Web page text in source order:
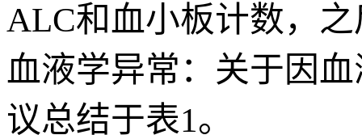
ALC和血小板计数，
血液学异常：关于因
议总结于表1。